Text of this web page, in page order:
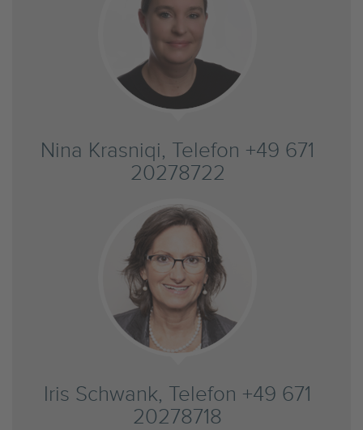
Nina Krasniqi, Telefon +49 671
20278722
Iris Schwank, Telefon +49 671
20278718